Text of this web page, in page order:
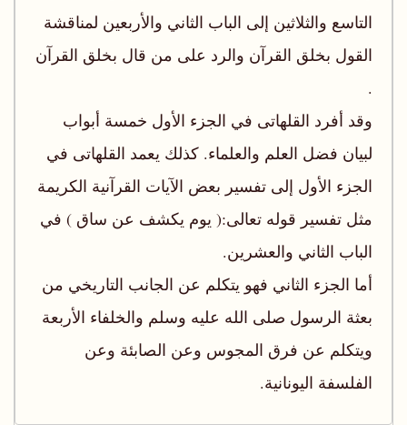
التاسع والثلاثين إلى الباب الثاني والأربعين لمناقشة
القول بخلق القرآن والرد على من قال بخلق القرآن
.
وقد أفرد القلهاتى في الجزء الأول خمسة أبواب
لبيان فضل العلم والعلماء. كذلك يعمد القلهاتى في
الجزء الأول إلى تفسير بعض الآيات القرآنية الكريمة
مثل تفسير قوله تعالى:( يوم يكشف عن ساق ) في
الباب الثاني والعشرين.
أما الجزء الثاني فهو يتكلم عن الجانب التاريخي من
بعثة الرسول صلى الله عليه وسلم والخلفاء الأربعة
ويتكلم عن فرق المجوس وعن الصابئة وعن
الفلسفة اليونانية.